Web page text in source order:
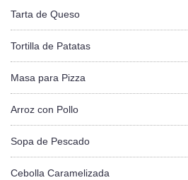
Tarta de Queso
Tortilla de Patatas
Masa para Pizza
Arroz con Pollo
Sopa de Pescado
Cebolla Caramelizada